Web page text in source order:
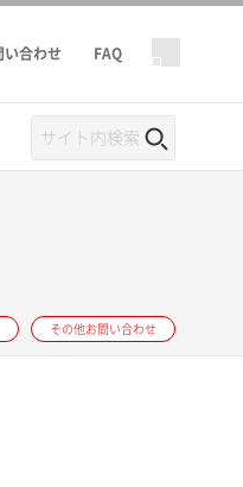
い合わせ FAQ
その他お問い合わせ